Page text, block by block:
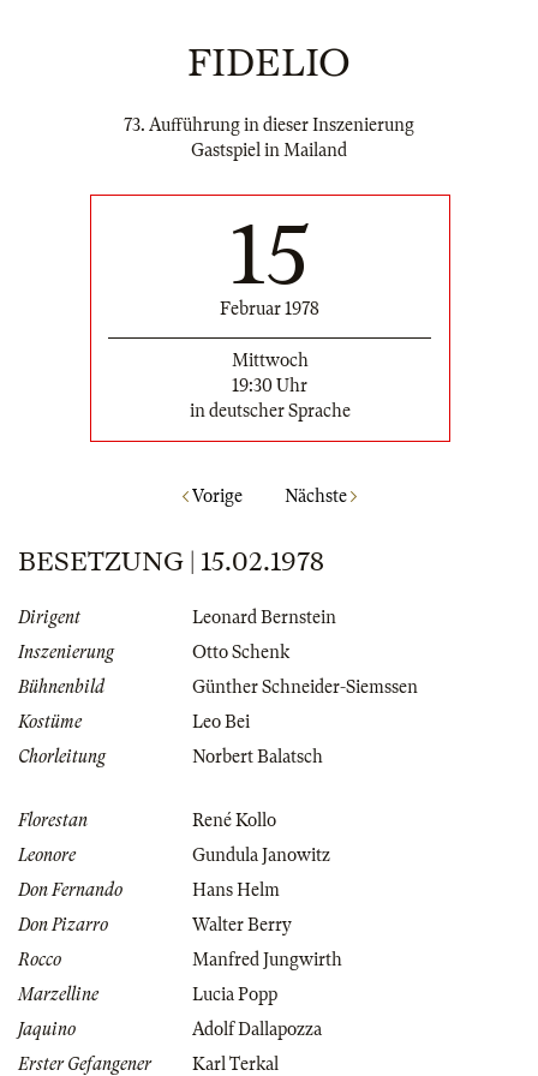
FIDELIO
73. Aufführung in dieser Inszenierung
Gastspiel in Mailand
15
Februar 1978
Mittwoch
19:30 Uhr
in deutscher Sprache
Vorige Nächste
BESETZUNG | 15.02.1978
Dirigent
Leonard Bernstein
Inszenierung
Otto Schenk
Bühnenbild
Günther Schneider-Siemssen
Kostüme
Leo Bei
Chorleitung
Norbert Balatsch
Florestan
René Kollo
Leonore
Gundula Janowitz
Don Fernando
Hans Helm
Don Pizarro
Walter Berry
Rocco
Manfred Jungwirth
Marzelline
Lucia Popp
Jaquino
Adolf Dallapozza
Erster Gefangener
Karl Terkal